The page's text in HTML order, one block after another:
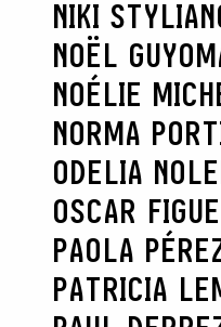
NIKI
NOËL
NOÉLIE
NORMA
ODELIA
OSCAR
PAOLA
PATRICIA